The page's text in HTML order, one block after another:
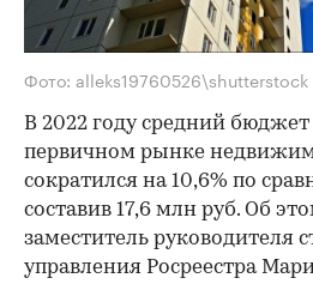
Фото: alleks19760526\shutterstock
В 2022 году средний
первичном рынке
сократился на 10,6% по
составив 17,6 млн руб. Об
заместитель руководителя
управления Росреестра